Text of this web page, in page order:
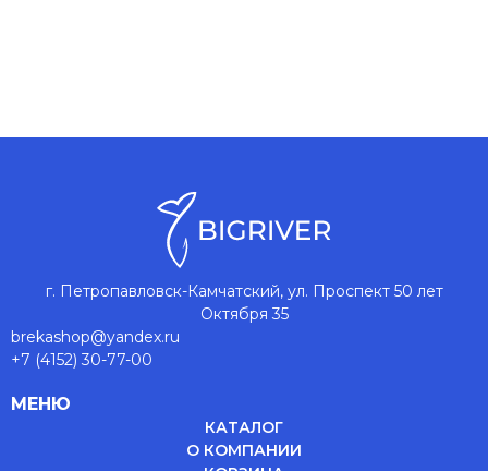
г. Петропавловск-Камчатский, ул. Проспект 50 лет
Октября 35
brekashop@yandex.ru
+7 (4152) 30-77-00
МЕНЮ
КАТАЛОГ
О КОМПАНИИ